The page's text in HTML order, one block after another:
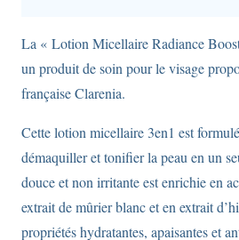
La « Lotion Micellaire Radiance
un produit de soin pour le visage
française Clarenia.
Cette lotion micellaire 3en1 est
démaquiller et tonifier la peau en un
douce et non irritante est enrichie en
extrait de mûrier blanc et en extrait
propriétés hydratantes, apaisantes et